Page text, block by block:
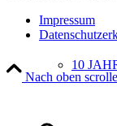
10
Impressum
Nach oben